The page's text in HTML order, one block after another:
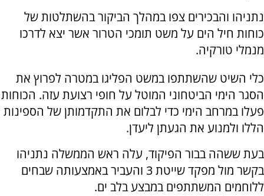
נתניהו והבכירים צפו במהלך הביקור בהשתלטות של
כוחות חיל הים על משט תומכי הטרור אשר יצא לדרכו
מנמלי טורקיה.
כלי השיט שהשתתפו במשט הפליגו במטרה לפרוץ את
הסגר הימי הביטחוני המוטל על חופי רצועת עזה. הכוחות
פעלו במרחב הימי כדי לבלום את התקדמותן של הספינות
הללו ולמנוע את הגעתן ליעדן.
בעת ששהה בבור הפיקוד, עלה ראש הממשלה נתניהו
בקשר מול מפקד שייטת 3 והעביר באמצעותה שבחים
ללוחמים המשתתפים במבצע בלב ים.